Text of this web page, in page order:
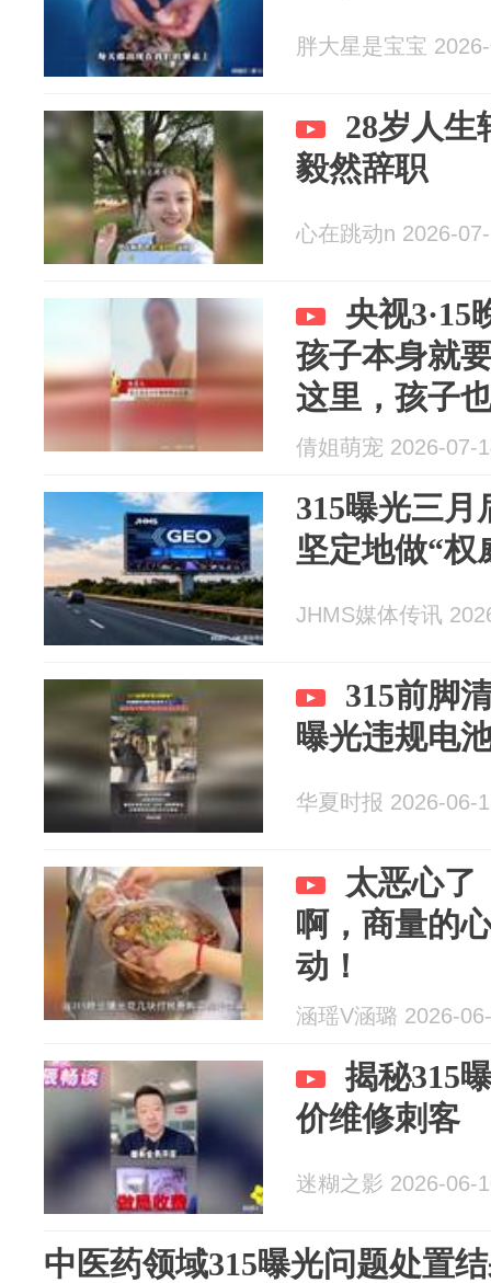
胖大星是宝宝
28岁人生
毅然辞职
心在跳动n 2026-
央视3·15
孩子本身就
这里，孩子
倩姐萌宠 2026-07-
315曝光三
坚定地做“权
JHMS媒体传讯
315前脚
曝光违规电
华夏时报 2026-06-
太恶心了
啊，商量的
动！
涵瑶V涵璐 2026-
揭秘315
价维修刺客
迷糊之影 2026-06-
中医药领域315曝光问题处置